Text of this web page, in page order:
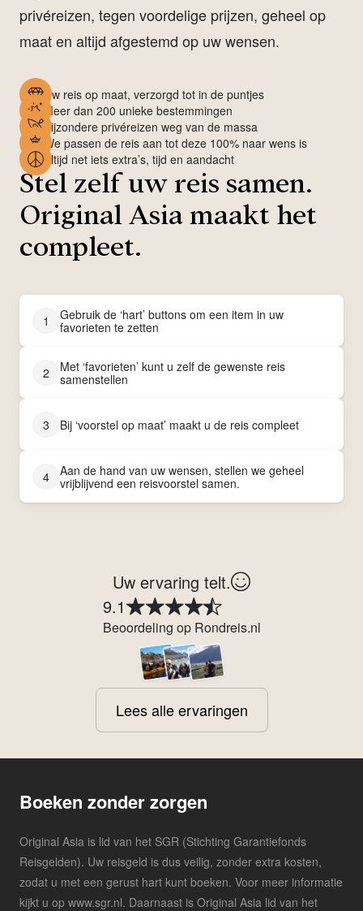
privéreizen, tegen voordelige prijzen, geheel op
maat en altijd afgestemd op uw wensen.
Uw reis op maat, verzorgd tot in de puntjes
Meer dan 200 unieke bestemmingen
Bijzondere privéreizen weg van de massa
We passen de reis aan tot deze 100% naar wens is
Altijd net iets extra’s, tijd en aandacht
Stel zelf uw reis samen.
Original Asia maakt het
compleet.
1
Gebruik de ‘hart’ buttons om een item in uw
favorieten te zetten
2
Met ‘favorieten’ kunt u zelf de gewenste reis
samenstellen
3 Bij ‘voorstel op maat’ maakt u de reis compleet
4
Aan de hand van uw wensen, stellen we geheel
vrijblijvend een reisvoorstel samen.
Uw ervaring telt.
9.1
Beoordeling op Rondreis.nl
Lees alle ervaringen
Boeken zonder zorgen
Original Asia is lid van het SGR (Stichting Garantiefonds
Reisgelden). Uw reisgeld is dus veilig, zonder extra kosten,
zodat u met een gerust hart kunt boeken. Voor meer informatie
kijkt u op www.sgr.nl. Daarnaast is Original Asia lid van het